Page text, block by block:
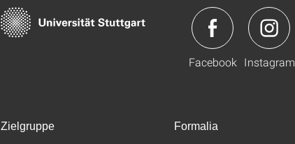
Facebook Instagram
Zielgruppe Formalia